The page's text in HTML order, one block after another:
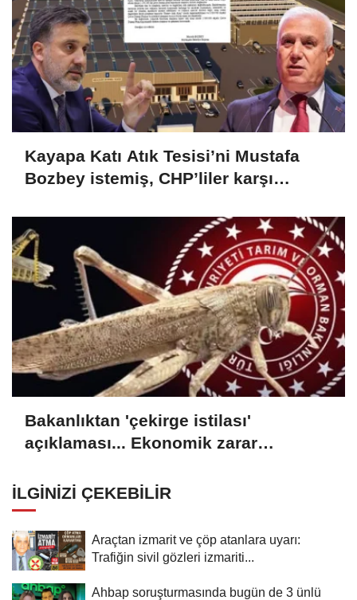
Kayapa Katı Atık Tesisi’ni Mustafa
Bozbey istemiş, CHP’liler karşı
Bakanlıktan 'çekirge istilası'
açıklaması... Ekonomik zarar
İLGINIZI ÇEKEBILIR
Araçtan izmarit ve çöp atanlara uyarı:
Trafiğin sivil gözleri izmariti...
Ahbap soruşturmasında bugün de 3 ünlü